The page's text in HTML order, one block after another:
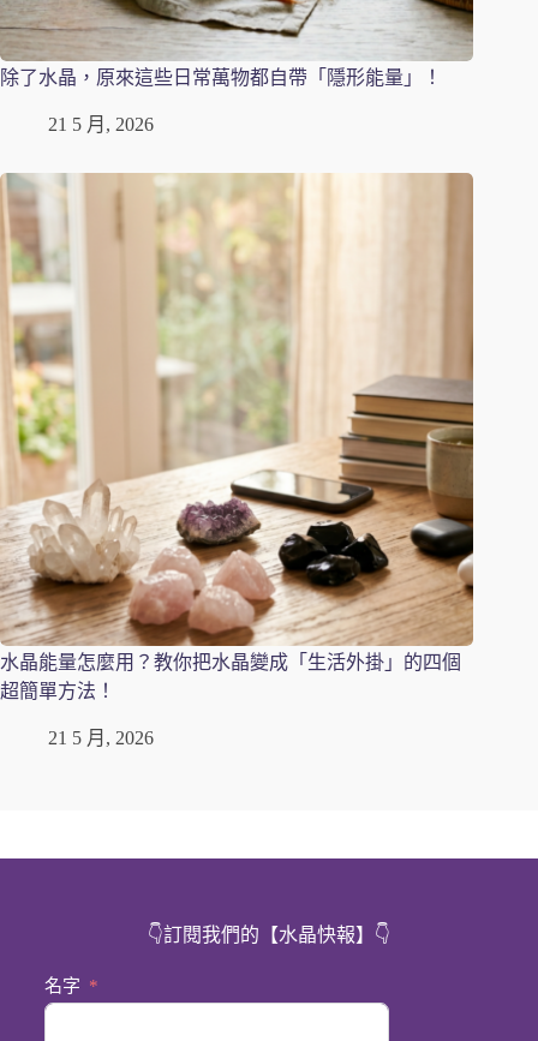
除了水晶，原來這些日常萬物都自帶「隱形能量」！
21 5 月, 2026
水晶能量怎麼用？教你把水晶變成「生活外掛」的四個
超簡單方法！
21 5 月, 2026
👇訂閱我們的【水晶快報】 👇
名字